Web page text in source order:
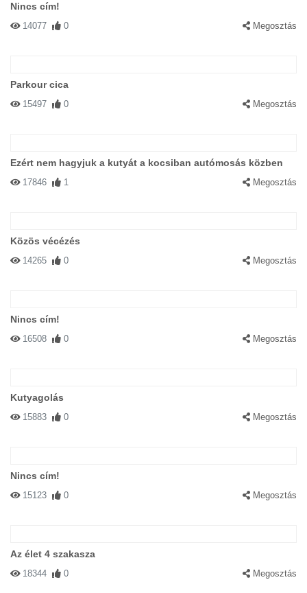
Nincs cím!
14077 0 Megosztás
Parkour cica
15497 0 Megosztás
Ezért nem hagyjuk a kutyát a kocsiban autómosás közben
17846 1 Megosztás
Közös vécézés
14265 0 Megosztás
Nincs cím!
16508 0 Megosztás
Kutyagolás
15883 0 Megosztás
Nincs cím!
15123 0 Megosztás
Az élet 4 szakasza
18344 0 Megosztás